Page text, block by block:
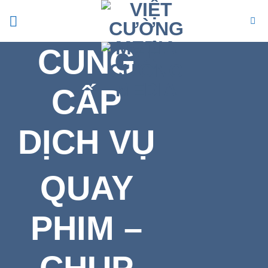
CUNG
CẤP
DỊCH VỤ
QUAY
PHIM –